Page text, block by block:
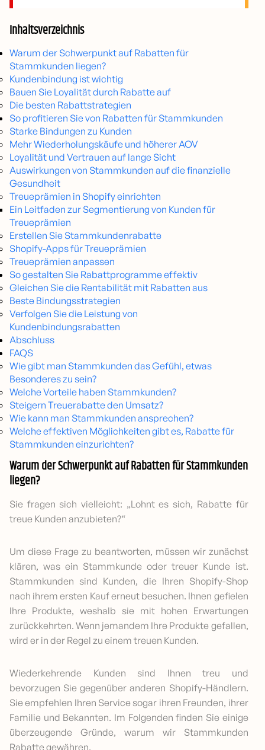
Inhaltsverzeichnis
Warum der Schwerpunkt auf Rabatten für
Stammkunden liegen?
Kundenbindung ist wichtig
Bauen Sie Loyalität durch Rabatte auf
Die besten Rabattstrategien
So profitieren Sie von Rabatten für Stammkunden
Starke Bindungen zu Kunden
Mehr Wiederholungskäufe und höherer AOV
Loyalität und Vertrauen auf lange Sicht
Auswirkungen von Stammkunden auf die finanzielle
Gesundheit
Treueprämien in Shopify einrichten
Ein Leitfaden zur Segmentierung von Kunden für
Treueprämien
Erstellen Sie Stammkundenrabatte
Shopify-Apps für Treueprämien
Treueprämien anpassen
So gestalten Sie Rabattprogramme effektiv
Gleichen Sie die Rentabilität mit Rabatten aus
Beste Bindungsstrategien
Verfolgen Sie die Leistung von
Kundenbindungsrabatten
Abschluss
FAQS
Wie gibt man Stammkunden das Gefühl, etwas
Besonderes zu sein?
Welche Vorteile haben Stammkunden?
Steigern Treuerabatte den Umsatz?
Wie kann man Stammkunden ansprechen?
Welche effektiven Möglichkeiten gibt es, Rabatte für
Stammkunden einzurichten?
Warum der Schwerpunkt auf Rabatten für Stammkunden
liegen?
Sie fragen sich vielleicht: „Lohnt es sich, Rabatte für
treue Kunden anzubieten?“
Um diese Frage zu beantworten, müssen wir zunächst
klären, was ein Stammkunde oder treuer Kunde ist.
Stammkunden sind Kunden, die Ihren Shopify-Shop
nach ihrem ersten Kauf erneut besuchen. Ihnen gefielen
Ihre Produkte, weshalb sie mit hohen Erwartungen
zurückkehrten. Wenn jemandem Ihre Produkte gefallen,
wird er in der Regel zu einem treuen Kunden.
Wiederkehrende Kunden sind Ihnen treu und
bevorzugen Sie gegenüber anderen Shopify-Händlern.
Sie empfehlen Ihren Service sogar ihren Freunden, ihrer
Familie und Bekannten. Im Folgenden finden Sie einige
überzeugende Gründe, warum wir Stammkunden
Rabatte gewähren.